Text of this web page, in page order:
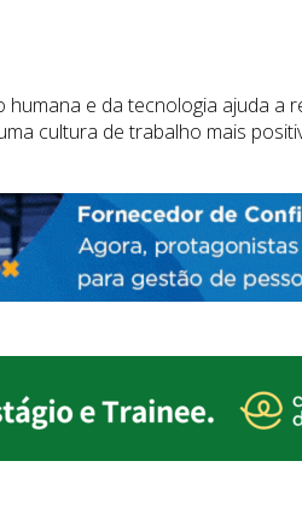
e da tecnologia ajuda a
cultura de trabalho mais